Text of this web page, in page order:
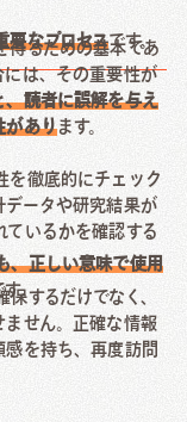
要なプロセスです。
得るための基本であ
には、その重要性が
、読者に誤解を与え
があります。
を徹底的にチェック
データや研究結果が
ているかを確認する
、正しい意味で使用
す。
するだけでなく、
ません。正確な情報
感を持ち、再度訪問